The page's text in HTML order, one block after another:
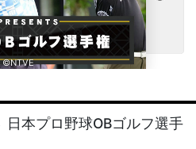
©NTVE
日本プロ野球OBゴルフ選手